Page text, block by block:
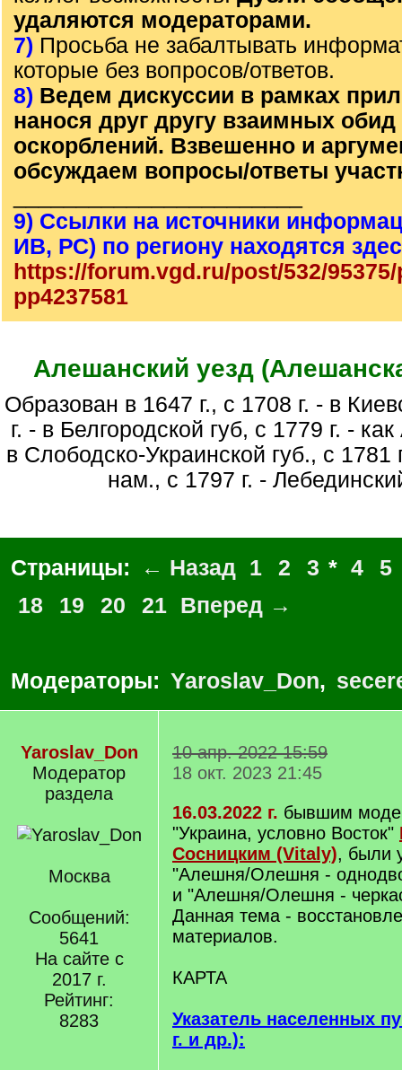
удаляются модераторами.
7) Просьба не забалтывать
которые без вопросов/ответов.
8) Ведем дискуссии в рамках
нанося друг другу взаимных обид
оскорблений. Взвешенно и
обсуждаем вопросы/ответы
9) Ссылки на источники
ИВ, РС) по региону находятся
https://forum.vgd.ru/post/532/
pp4237581
Алешанский уезд
Образован в 1647 г., с 1708 г. - в Киевской губ., с 1727
г. - в Белгородской губ, с 1779 г. -
в Слободско-Украинской губ., с 1781
нам., с 1797 г. -
Страницы: ← Назад 1 2 3 * 4
5
18
19 20 21 Вперед →
Модераторы: Yaroslav_Don,
Yaroslav_Don
Модератор
раздела
Москва
Сообщений:
5641
На сайте с
2017 г.
Рейтинг:
8283
10 апр. 2022 15:59
18 окт. 2023 21:45
16.03.2022 г. бывшим
"Украина, условно Восток"
Сосницким (Vitaly), были
"Алешня/Олешня -
и "Алешня/Олешня -
Данная тема -
материалов.
КАРТА
Указатель населенных
г. и др.):